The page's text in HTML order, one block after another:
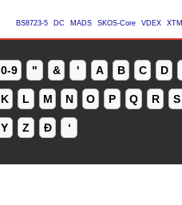
BS8723-5 DC MADS SKOS-Core VDEX XTM
0-9 " & ' A B C D
K L M N O P Q R S
Y Z Ð ʻ